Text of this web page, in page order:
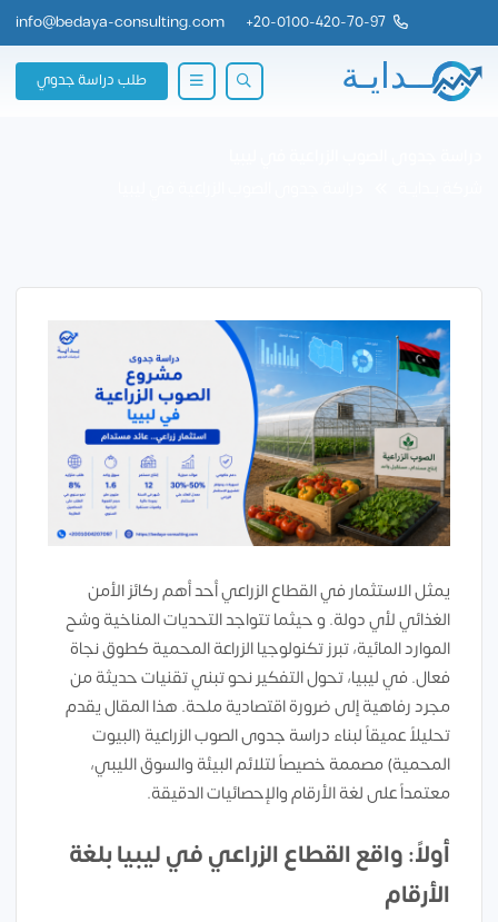
20-0100-420-70-97
+
info@bedaya-consulting.com
طلب دراسة جدوي
يمثل الاستثمار في القطاع الزراعي أحد أهم ركائز الأمن
الغذائي لأي دولة. و حيثما تتواجد التحديات المناخية وشح
الموارد المائية، تبرز تكنولوجيا الزراعة المحمية كطوق نجاة
فعال. في ليبيا، تحول التفكير نحو تبني تقنيات حديثة من
مجرد رفاهية إلى ضرورة اقتصادية ملحة. هذا المقال يقدم
تحليلاً عميقاً لبناء دراسة جدوى الصوب الزراعية (البيوت
المحمية) مصممة خصيصاً لتلائم البيئة والسوق الليبي،
معتمداً على لغة الأرقام والإحصائيات الدقيقة.
أولاً: واقع القطاع الزراعي في ليبيا بلغة
الأرقام